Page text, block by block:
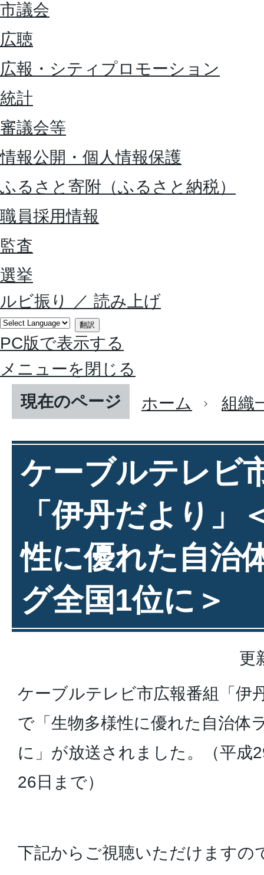
市議会
広聴
広報・シティプロモーション
統計
審議会等
情報公開・個人情報保護
ふるさと寄附（ふるさと納税）
職員採用情報
監査
選挙
ルビ振り
／ 読み上げ
翻訳
PC版で表示する
メニューを閉じる
現在のページ
ホーム 組織
ケーブルテレビ
「伊丹だより」
性に優れた自治
グ全国1位に＞
更
ケーブルテレビ市広報番組「伊
で「生物多様性に優れた自治体
に」が放送されました。（平成
26日まで）
下記からご視聴いただけますの